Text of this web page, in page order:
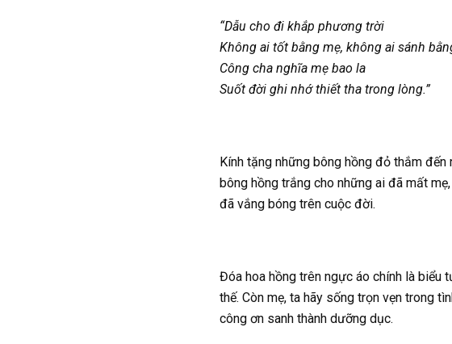
“Dẫu cho đi khắp phương trời
Không ai tốt bằng mẹ, không ai sánh
Công cha nghĩa mẹ bao la
Suốt đời ghi nhớ thiết tha trong lòng.”
Kính tặng những bông hồng đỏ thắm
bông hồng trắng cho những ai đã mất
đã vắng bóng trên cuộc đời.
Đóa hoa hồng trên ngực áo chính là biểu
thế. Còn mẹ, ta hãy sống trọn vẹn trong
công ơn sanh thành dưỡng dục.